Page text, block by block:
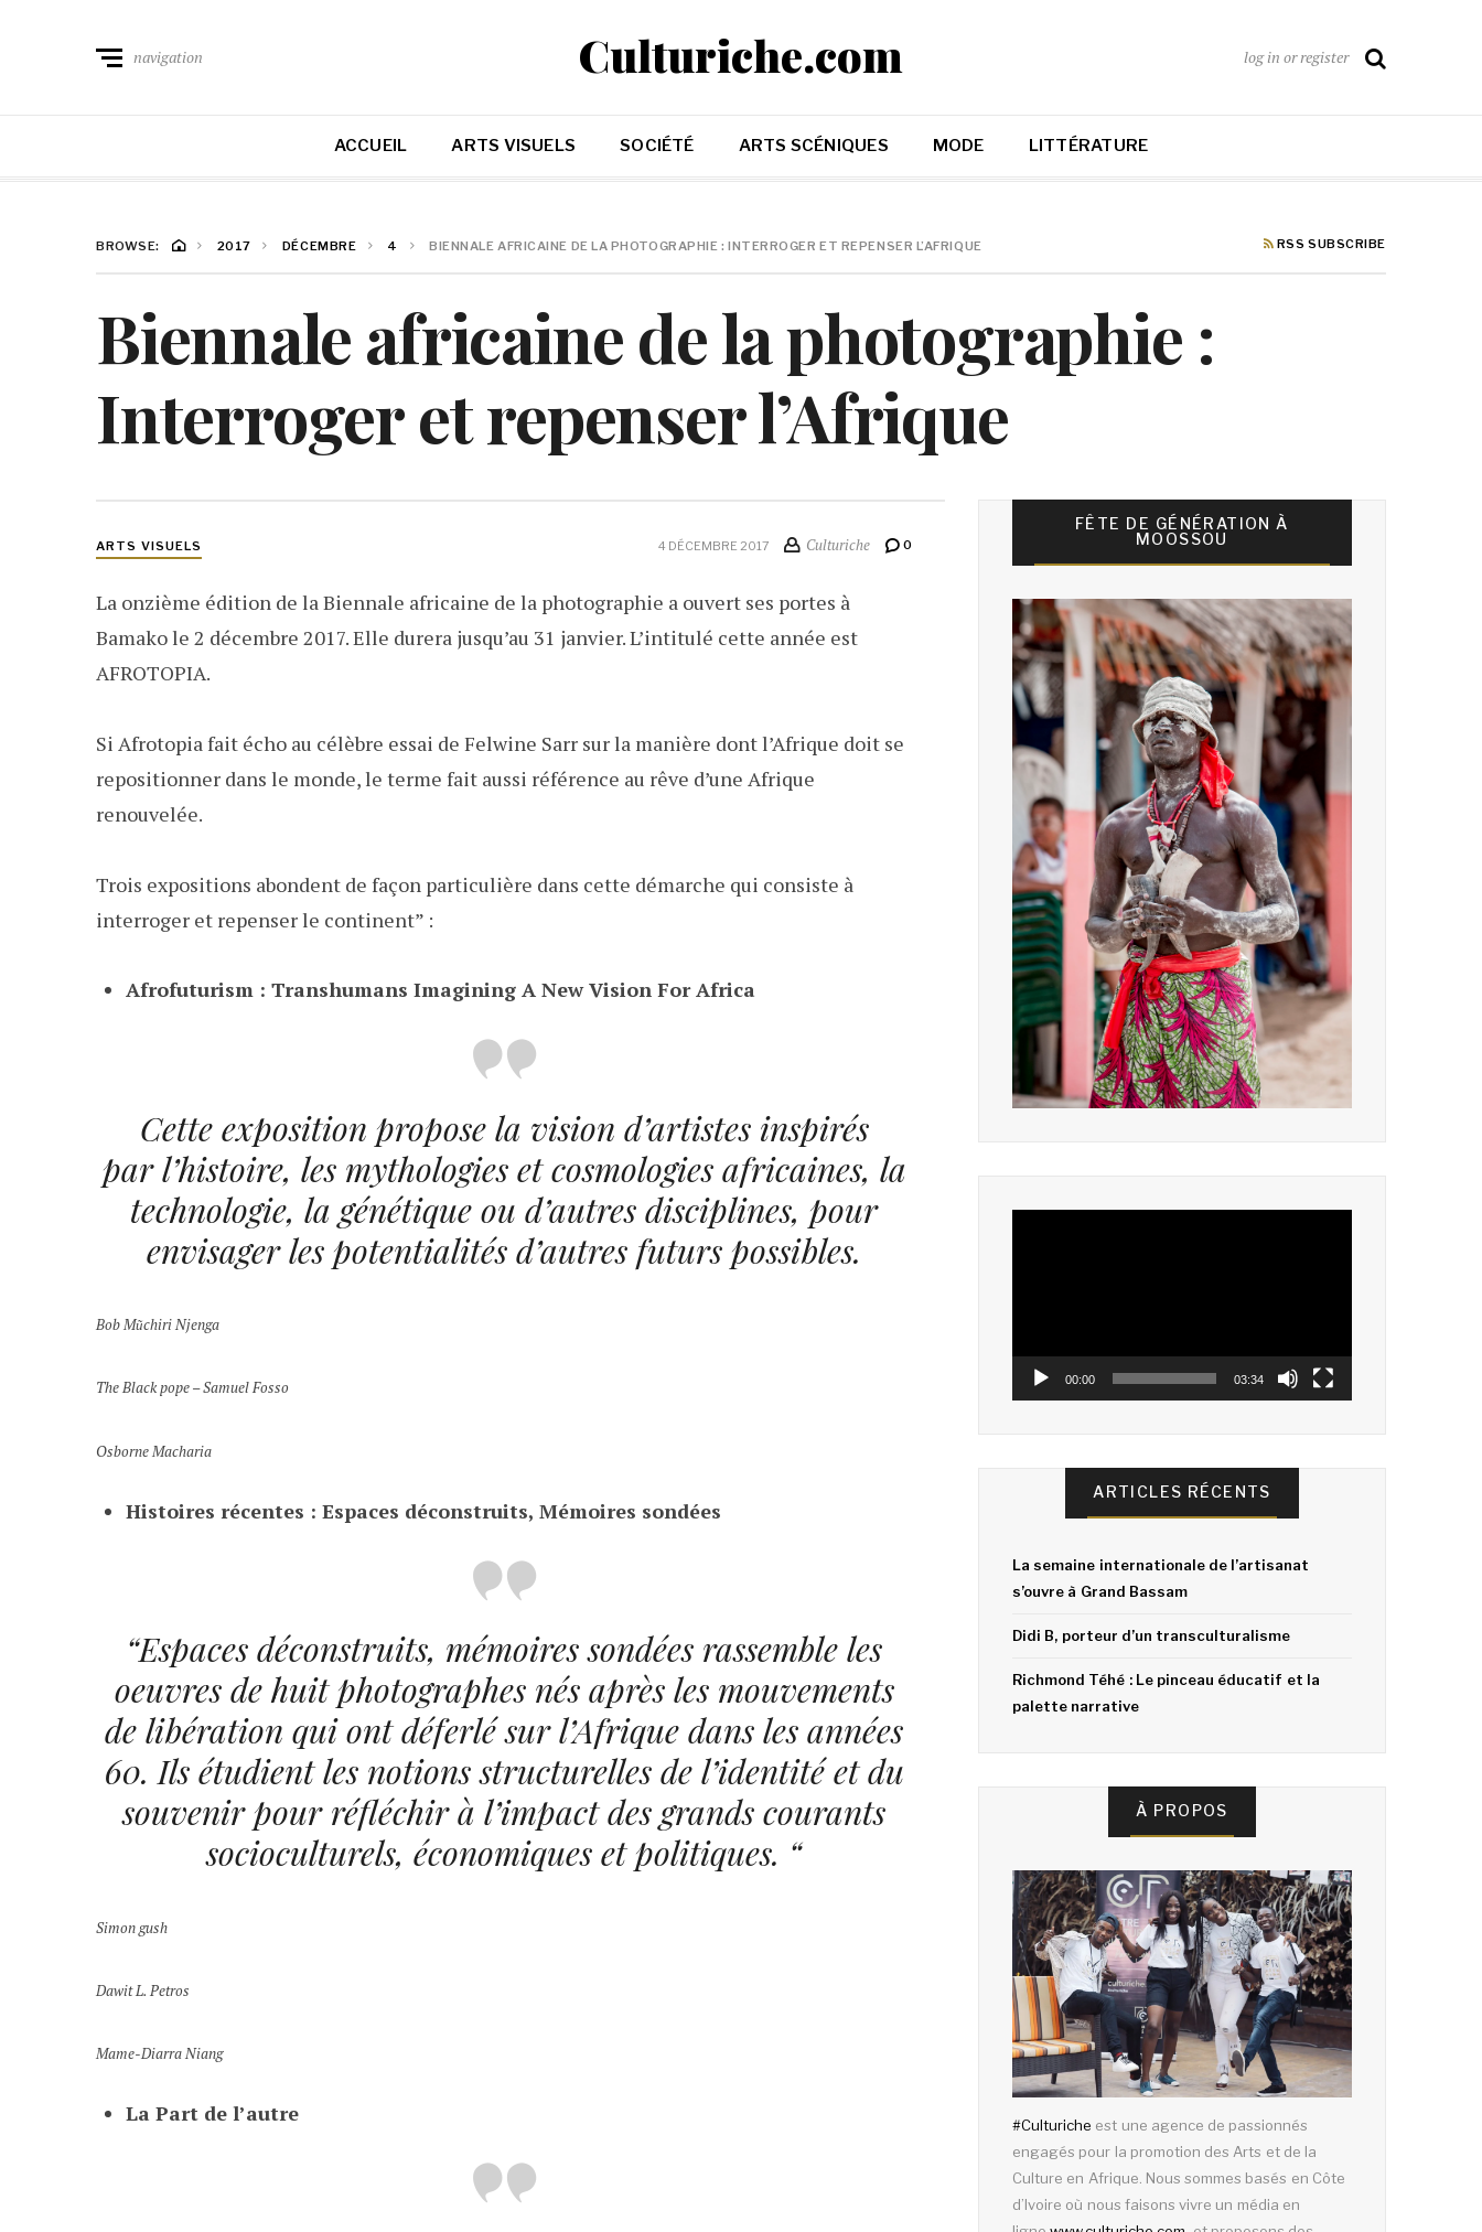
Culturiche.com
navigation log in or register
ACCUEIL ARTS VISUELS SOCIÉTÉ ARTS SCÉNIQUES MODE LITTÉRATURE
BROWSE: 2017 DÉCEMBRE 4 BIENNALE AFRICAINE DE LA PHOTOGRAPHIE : INTERROGER ET REPENSER L’AFRIQUE RSS SUBSCRIBE
Biennale africaine de la photographie :
Interroger et repenser l’Afrique
ARTS VISUELS 4 DÉCEMBRE 2017 Culturiche 0
La onzième édition de la Biennale africaine de la photographie a ouvert ses portes à
Bamako le 2 décembre 2017. Elle durera jusqu’au 31 janvier. L’intitulé cette année est
AFROTOPIA.
Si Afrotopia fait écho au célèbre essai de Felwine Sarr sur la manière dont l’Afrique doit se
repositionner dans le monde, le terme fait aussi référence au rêve d’une Afrique
renouvelée.
Trois expositions abondent de façon particulière dans cette démarche qui consiste à
interroger et repenser le continent” :
Afrofuturism : Transhumans Imagining A New Vision For Africa
Cette exposition propose la vision d’artistes inspirés
par l’histoire, les mythologies et cosmologies africaines, la
technologie, la génétique ou d’autres disciplines, pour
envisager les potentialités d’autres futurs possibles.
Bob Mũchiri Njenga
The Black pope – Samuel Fosso
Osborne Macharia
Histoires récentes : Espaces déconstruits, Mémoires sondées
“Espaces déconstruits, mémoires sondées rassemble les
oeuvres de huit photographes nés après les mouvements
de libération qui ont déferlé sur l’Afrique dans les années
60. Ils étudient les notions structurelles de l’identité et du
souvenir pour réfléchir à l’impact des grands courants
socioculturels, économiques et politiques. “
Simon gush
Dawit L. Petros
Mame-Diarra Niang
La Part de l’autre
FÊTE DE GÉNÉRATION À
MOOSSOU
00:00 03:34
ARTICLES RÉCENTS
La semaine internationale de l’artisanat
s’ouvre à Grand Bassam
Didi B, porteur d’un transculturalisme
Richmond Téhé : Le pinceau éducatif et la
palette narrative
À PROPOS
#Culturiche est une agence de passionnés
engagés pour la promotion des Arts et de la
Culture en Afrique. Nous sommes basés en Côte
d’Ivoire où nous faisons vivre un média en